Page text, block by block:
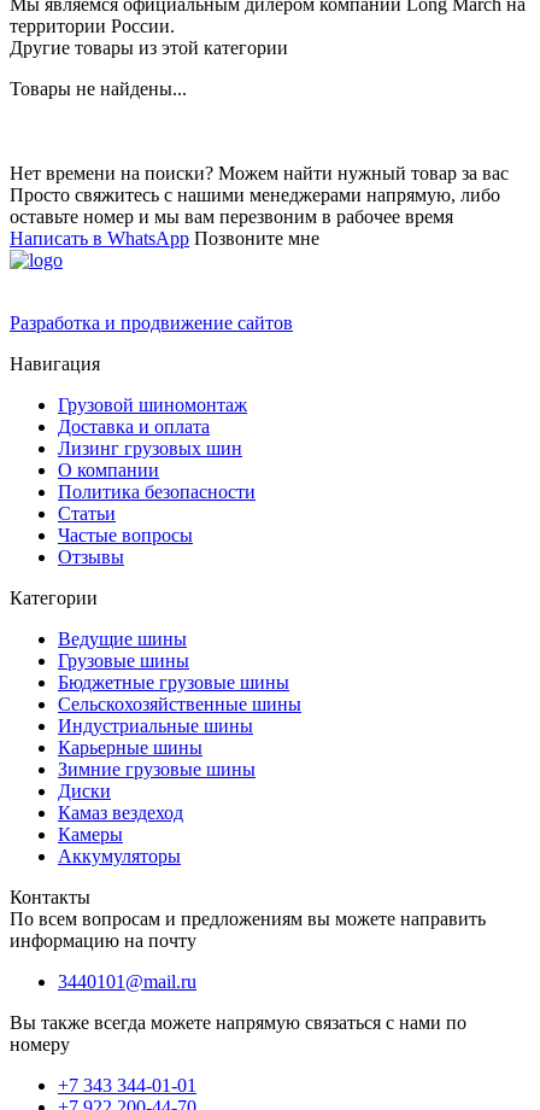
территории России.
Другие товары из этой категории
Товары не найдены...
Нет времени на поиски? Можем найти нужный товар за вас
Просто свяжитесь с нашими менеджерами напрямую, либо
оставьте номер и мы вам перезвоним в рабочее время
Написать в WhatsApp Позвоните мне
Разработка и продвижение сайтов
Навигация
Грузовой шиномонтаж
Доставка и оплата
Лизинг грузовых шин
О компании
Политика безопасности
Статьи
Частые вопросы
Отзывы
Категории
Ведущие шины
Грузовые шины
Бюджетные грузовые шины
Сельскохозяйственные шины
Индустриальные шины
Карьерные шины
Зимние грузовые шины
Диски
Камаз вездеход
Камеры
Аккумуляторы
Контакты
По всем вопросам и предложениям вы можете направить
информацию на почту
3440101@mail.ru
Вы также всегда можете напрямую связаться с нами по
номеру
+7 343 344-01-01